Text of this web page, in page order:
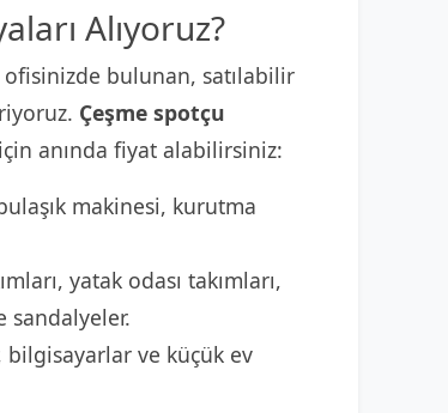
Alıyoruz?
bulunan, satılabilir
Çeşme spotçu
anında fiyat alabilirsiniz:
makinesi, kurutma
yatak odası takımları,
sandalyeler.
bilgisayarlar ve küçük ev